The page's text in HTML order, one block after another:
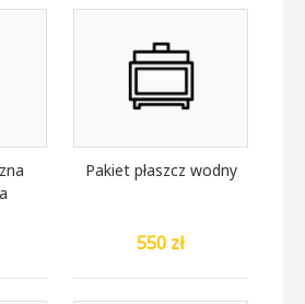
Pakiet płaszcz wodny
550 zł